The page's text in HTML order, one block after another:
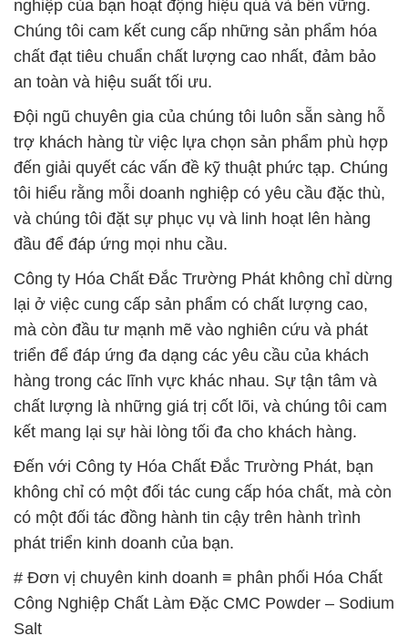
Đội ngũ chuyên gia của chúng tôi luôn sẵn sàng hỗ
trợ khách hàng từ việc lựa chọn sản phẩm phù hợp
đến giải quyết các vấn đề kỹ thuật phức tạp. Chúng
tôi hiểu rằng mỗi doanh nghiệp có yêu cầu đặc thù,
và chúng tôi đặt sự phục vụ và linh hoạt lên hàng
đầu để đáp ứng mọi nhu cầu.
Công ty Hóa Chất Đắc Trường Phát không chỉ dừng
lại ở việc cung cấp sản phẩm có chất lượng cao,
mà còn đầu tư mạnh mẽ vào nghiên cứu và phát
triển để đáp ứng đa dạng các yêu cầu của khách
hàng trong các lĩnh vực khác nhau. Sự tận tâm và
chất lượng là những giá trị cốt lõi, và chúng tôi cam
kết mang lại sự hài lòng tối đa cho khách hàng.
Đến với Công ty Hóa Chất Đắc Trường Phát, bạn
không chỉ có một đối tác cung cấp hóa chất, mà còn
có một đối tác đồng hành tin cậy trên hành trình
phát triển kinh doanh của bạn.
# Đơn vị chuyên kinh doanh ≡ phân phối Hóa Chất
Công Nghiệp Chất Làm Đặc CMC Powder – Sodium
Salt
# Nơi cung cấp & cung ứng Hóa Chất Công Nghiệp
Chất Làm Đặc CMC Powder – Sodium Salt
# Địa chỉ bán ♥ phân phối Hóa Chất Công Nghiệp
Chất Làm Đặc CMC Powder – Sodium Salt